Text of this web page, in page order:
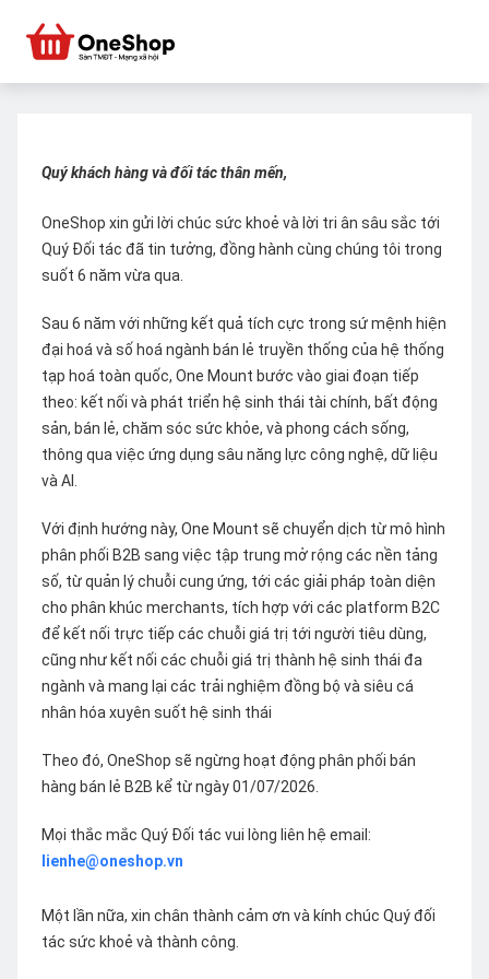
Quý khách hàng và đối tác thân mến,
OneShop xin gửi lời chúc sức khoẻ và lời tri ân sâu sắc tới
Quý Đối tác đã tin tưởng, đồng hành cùng chúng tôi trong
suốt 6 năm vừa qua.
Sau 6 năm với những kết quả tích cực trong sứ mệnh hiện
đại hoá và số hoá ngành bán lẻ truyền thống của hệ thống
tạp hoá toàn quốc, One Mount bước vào giai đoạn tiếp
theo: kết nối và phát triển hệ sinh thái tài chính, bất động
sản, bán lẻ, chăm sóc sức khỏe, và phong cách sống,
thông qua việc ứng dụng sâu năng lực công nghệ, dữ liệu
và AI.
Với định hướng này, One Mount sẽ chuyển dịch từ mô hình
phân phối B2B sang việc tập trung mở rộng các nền tảng
số, từ quản lý chuỗi cung ứng, tới các giải pháp toàn diện
cho phân khúc merchants, tích hợp với các platform B2C
để kết nối trực tiếp các chuỗi giá trị tới người tiêu dùng,
cũng như kết nối các chuỗi giá trị thành hệ sinh thái đa
ngành và mang lại các trải nghiệm đồng bộ và siêu cá
nhân hóa xuyên suốt hệ sinh thái
Theo đó, OneShop sẽ ngừng hoạt động phân phối bán
hàng bán lẻ B2B kể từ ngày 01/07/2026.
Mọi thắc mắc Quý Đối tác vui lòng liên hệ email:
lienhe@oneshop.vn
Một lần nữa, xin chân thành cảm ơn và kính chúc Quý đối
tác sức khoẻ và thành công.